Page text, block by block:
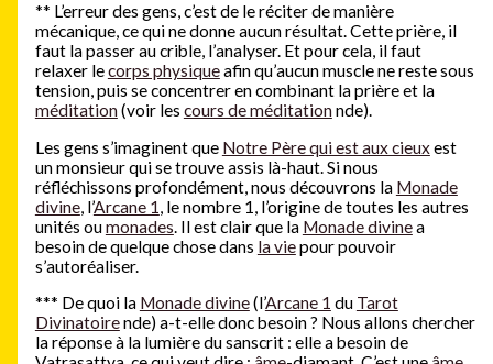
** L’erreur des gens, c’est de le réciter de manière
mécanique, ce qui ne donne aucun résultat. Cette prière, il
faut la passer au crible, l’analyser. Et pour cela, il faut
relaxer lecorps physiqueafin qu’aucun muscle ne reste sous
tension, puis se concentrer en combinant la prière et la
méditation(voir les cours de méditationnde).
Les gens s’imaginent que Notre Père qui est aux cieuxest
un monsieur qui se trouve assis là-haut. Si nous
réfléchissons profondément, nous découvrons la Monade
divine, l’Arcane 1 , le nombre 1, l’origine de toutes les autres
unités oumonades . Il est clair que la Monade divinea
besoin de quelque chose dans la viepour pouvoir
s’autoréaliser.
*** De quoi la Monade divine(l’Arcane 1 du Tarot
Divinatoirende) a-t-elle donc besoin ? Nous allons chercher
la réponse à la lumière du sanscrit : elle a besoin de